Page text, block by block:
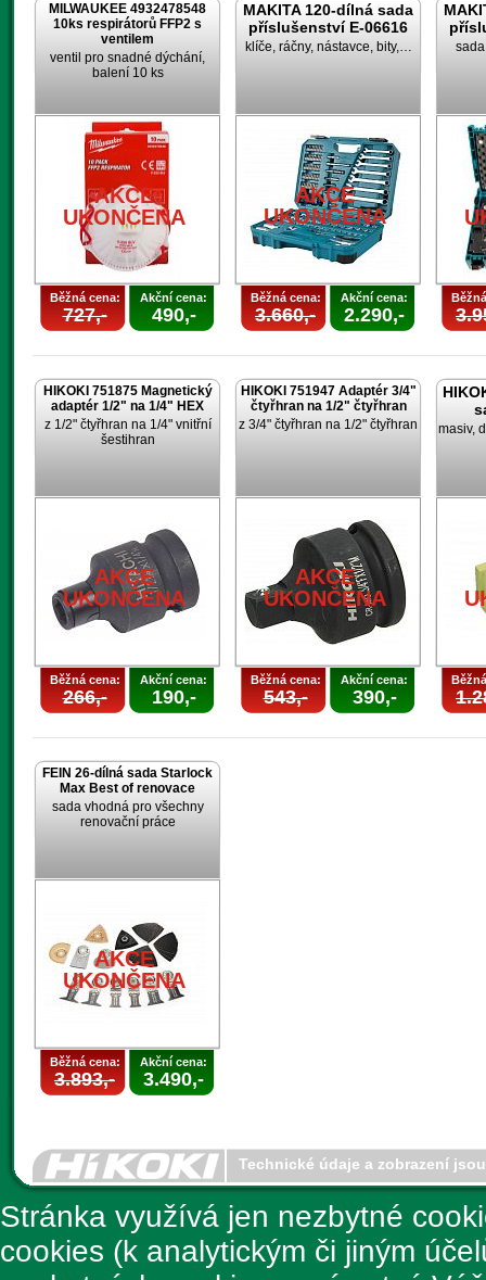
MILWAUKEE 4932478548
10ks respirátorů FFP2 s
ventilem
ventil pro snadné dýchání,
balení 10 ks
AKCE
UKONČENA
Běžná cena:
727,-
Akční cena:
490,-
MAKITA 120-dílná sada
příslušenství E-06616
klíče, ráčny, nástavce, bity,…
AKCE
UKONČENA
Běžná cena:
3.660,-
Akční cena:
2.290,-
HIKOKI 751875 Magnetický
adaptér 1/2" na 1/4" HEX
z 1/2" čtyřhran na 1/4" vnitřní
šestihran
AKCE
UKONČENA
Běžná cena:
266,-
Akční cena:
190,-
HIKOKI 751947 Adaptér 3/4"
čtyřhran na 1/2" čtyřhran
z 3/4" čtyřhran na 1/2" čtyřhran
AKCE
UKONČENA
Běžná cena:
543,-
Akční cena:
390,-
masiv,
FEIN 26-dílná sada Starlock
Max Best of renovace
sada vhodná pro všechny
renovační práce
AKCE
UKONČENA
Běžná cena:
3.893,-
Akční cena:
3.490,-
Technické údaje a zobrazení
Stránka využívá jen nezbytné
cookies (k analytickým či jiným